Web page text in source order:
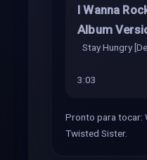
I Wanna
Album
Stay Hungry
3:03
Pronto para tocar:
Twisted Sister.